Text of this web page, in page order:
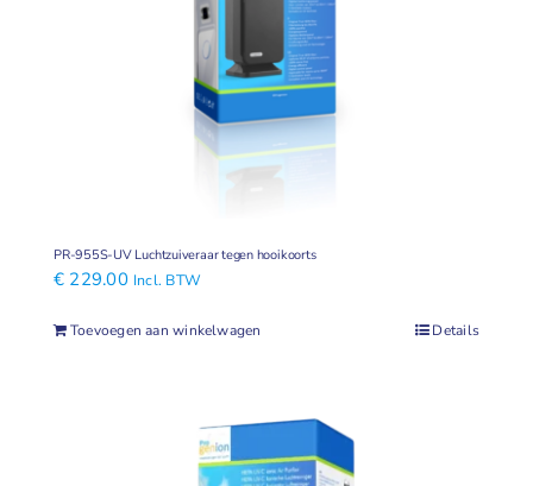
PR-955S-UV Luchtzuiveraar tegen hooikoorts
€ 229.00 Incl. BTW
Toevoegen aan winkelwagen Details